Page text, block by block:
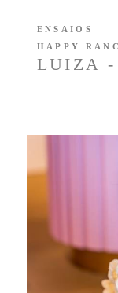
LUIZA -
ENSAIOS
HAPPY